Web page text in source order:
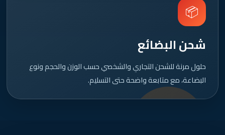
📦
شحن البضائع
حلول مرنة للشحن التجاري والشخصي حسب الوزن والحجم ونوع
البضاعة، مع متابعة واضحة حتى التسليم.